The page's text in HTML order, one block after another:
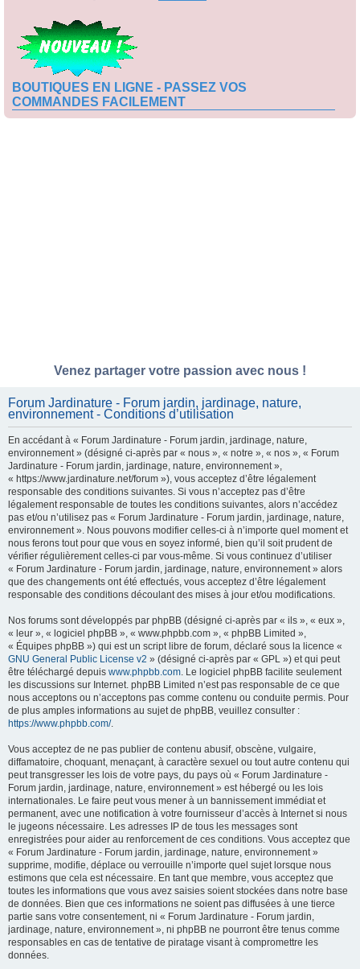
BOUTIQUES EN LIGNE - PASSEZ VOS
COMMANDES FACILEMENT
Venez partager votre passion avec nous !
Forum Jardinature - Forum jardin, jardinage, nature,
environnement - Conditions d’utilisation
En accédant à « Forum Jardinature - Forum jardin, jardinage, nature,
environnement » (désigné ci-après par « nous », « notre », « nos », « Forum
Jardinature - Forum jardin, jardinage, nature, environnement »,
« https://www.jardinature.net/forum »), vous acceptez d’être légalement
responsable des conditions suivantes. Si vous n’acceptez pas d’être
légalement responsable de toutes les conditions suivantes, alors n’accédez
pas et/ou n’utilisez pas « Forum Jardinature - Forum jardin, jardinage, nature,
environnement ». Nous pouvons modifier celles-ci à n’importe quel moment et
nous ferons tout pour que vous en soyez informé, bien qu’il soit prudent de
vérifier régulièrement celles-ci par vous-même. Si vous continuez d’utiliser
« Forum Jardinature - Forum jardin, jardinage, nature, environnement » alors
que des changements ont été effectués, vous acceptez d’être légalement
responsable des conditions découlant des mises à jour et/ou modifications.
Nos forums sont développés par phpBB (désigné ci-après par « ils », « eux »,
« leur », « logiciel phpBB », « www.phpbb.com », « phpBB Limited »,
« Équipes phpBB ») qui est un script libre de forum, déclaré sous la licence «
GNU General Public License v2 » (désigné ci-après par « GPL ») et qui peut
être téléchargé depuis www.phpbb.com. Le logiciel phpBB facilite seulement
les discussions sur Internet. phpBB Limited n’est pas responsable de ce que
nous acceptons ou n’acceptons pas comme contenu ou conduite permis. Pour
de plus amples informations au sujet de phpBB, veuillez consulter :
https://www.phpbb.com/.
Vous acceptez de ne pas publier de contenu abusif, obscène, vulgaire,
diffamatoire, choquant, menaçant, à caractère sexuel ou tout autre contenu qui
peut transgresser les lois de votre pays, du pays où « Forum Jardinature -
Forum jardin, jardinage, nature, environnement » est hébergé ou les lois
internationales. Le faire peut vous mener à un bannissement immédiat et
permanent, avec une notification à votre fournisseur d’accès à Internet si nous
le jugeons nécessaire. Les adresses IP de tous les messages sont
enregistrées pour aider au renforcement de ces conditions. Vous acceptez que
« Forum Jardinature - Forum jardin, jardinage, nature, environnement »
supprime, modifie, déplace ou verrouille n’importe quel sujet lorsque nous
estimons que cela est nécessaire. En tant que membre, vous acceptez que
toutes les informations que vous avez saisies soient stockées dans notre base
de données. Bien que ces informations ne soient pas diffusées à une tierce
partie sans votre consentement, ni « Forum Jardinature - Forum jardin,
jardinage, nature, environnement », ni phpBB ne pourront être tenus comme
responsables en cas de tentative de piratage visant à compromettre les
données.